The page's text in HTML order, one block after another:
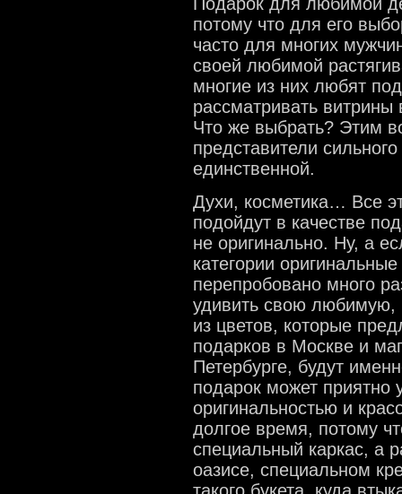
потому что для его
часто для многих
своей любимой
многие из них любят
рассматривать витрины
Что же выбрать? Этим
представители
единственной.
Духи, косметика… Все
подойдут в качестве
не оригинально. Ну, а
категории
перепробовано много
удивить свою любимую,
из цветов, которые
подарков в Москве и
Петербурге, будут
подарок может приятно
оригинальностью и
долгое время, потому
специальный каркас, а
оазисе, специальном
такого букета, куда